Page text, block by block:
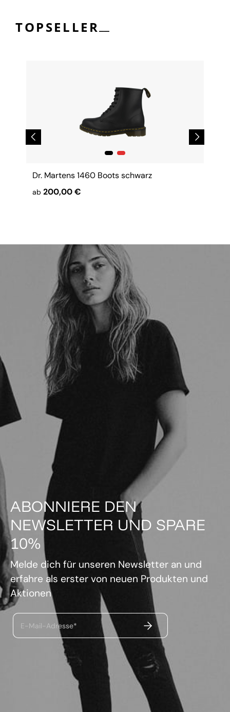
TOPSELLER
Dr. Martens 1460 Boots schwarz
ab 200,00 €
ABONNIERE DEN
NEWSLETTER UND SPARE
10%
Melde dich für unseren Newsletter an und
erfahre als erster von neuen Produkten und
Aktionen
E-Mail-Adresse* ABSENDEN